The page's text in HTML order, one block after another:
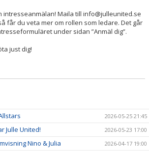
intresseanmälan! Maila till info@julleunited.se
får du veta mer om rollen som ledare. Det går
under sidan ”Anmäl dig”.
just dig!
2026-05-25 21:45
Julle United! 2026-05-23 17:00
Nino & Julia 2026-04-17 19:00